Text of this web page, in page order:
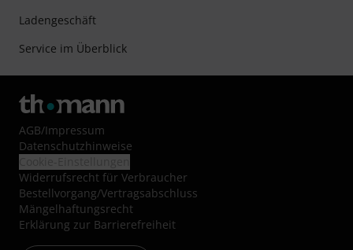
Ladengeschäft
Service im Überblick
AGB/Impressum
Datenschutzhinweise
Widerrufsrecht für Verbraucher
Bestellvorgang/Vertragsabschluss
Mängelhaftungsrecht
Erklärung zur Barrierefreiheit